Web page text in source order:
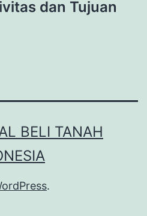
dan Tujuan
BELI TANAH
.